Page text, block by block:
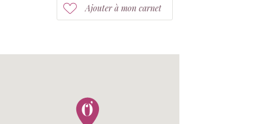
Ajouter à mon carnet